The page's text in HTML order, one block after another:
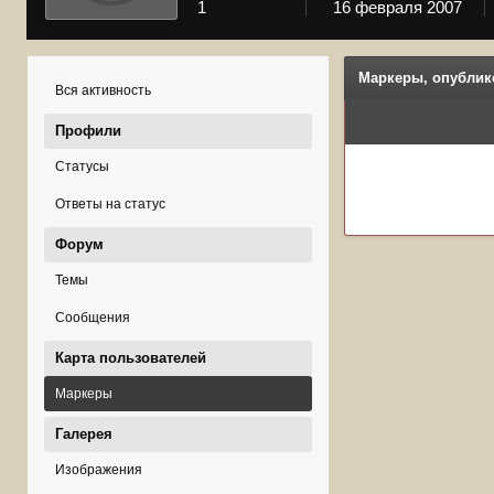
1 16 февраля 2007
Вся активность
Профили
Статусы
Ответы на статус
Форум
Темы
Сообщения
Карта пользователей
Маркеры
Галерея
Изображения
Маркеры,